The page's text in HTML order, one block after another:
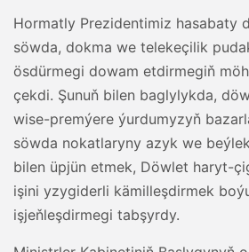
Hormatly Prezidentimiz hasabaty
söwda, dokma we telekeçilik
ösdürmegi dowam etdirmegiň
çekdi. Şunuň bilen baglylykda,
wise-premýere ýurdumyzyň
söwda nokatlaryny azyk we
bilen üpjün etmek, Döwlet haryt-
işini yzygiderli kämilleşdirmek
işjeňleşdirmegi tabşyrdy.